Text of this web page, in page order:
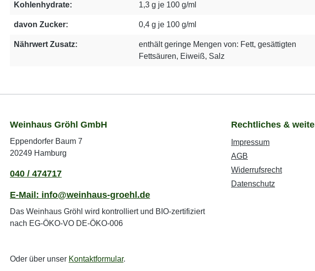
Kohlenhydrate: 1,3 g je 100 g/ml
davon Zucker: 0,4 g je 100 g/ml
Nährwert Zusatz:
enthält geringe Mengen von: Fett, gesättigten
Fettsäuren, Eiweiß, Salz
Weinhaus Gröhl GmbH
Eppendorfer Baum 7
20249 Hamburg
040 / 474717
E-Mail: info@weinhaus-groehl.de
Das Weinhaus Gröhl wird kontrolliert und BIO-zertifiziert
nach EG-ÖKO-VO DE-ÖKO-006
Oder über unser Kontaktformular.
Rechtliches &
Impressum
AGB
Widerrufsrecht
Datenschutz